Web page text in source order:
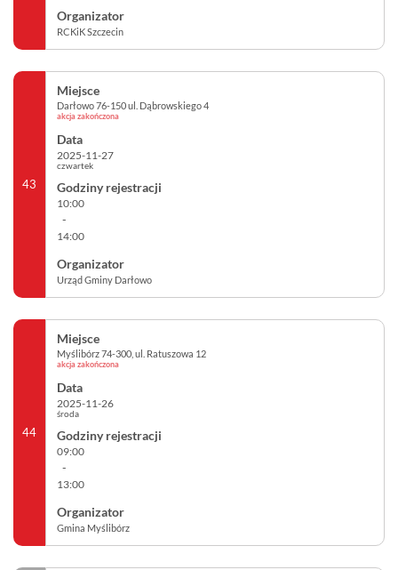
RCKiK Szczecin
43
Darłowo 76-150 ul. Dąbrowskiego 4
akcja zakończona
2025-11-27
czwartek
10:00
-
14:00
Urząd Gminy Darłowo
44
Myślibórz 74-300, ul. Ratuszowa 12
akcja zakończona
2025-11-26
środa
09:00
-
13:00
Gmina Myślibórz